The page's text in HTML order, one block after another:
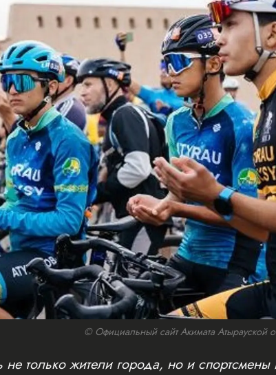
© Официальный сайт Акимата Атырауской
только жители города, но и